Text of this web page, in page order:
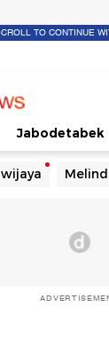
TO CONTINUE
Jabodetabek